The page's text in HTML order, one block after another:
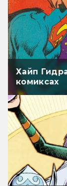
Хайп
комиксах